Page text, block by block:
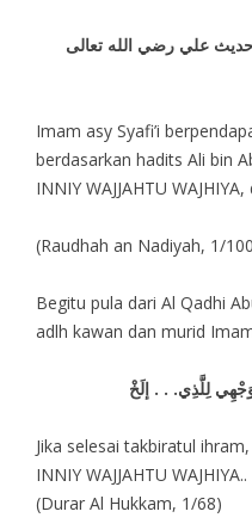
علي رضي الله تعالى
Imam asy Syafi’i
berdasarkan hadits Ali bin
INNIY WAJJAHTU WAJHIYA,
(Raudhah an Nadiyah, 1/
Begitu pula dari Al Qadhi
adlh kawan dan murid
لِلَّذِي. . . إلَخْ
Jika selesai takbiratul
INNIY WAJJAHTU WAJHIYA..
(Durar Al Hukkam, 1/68)